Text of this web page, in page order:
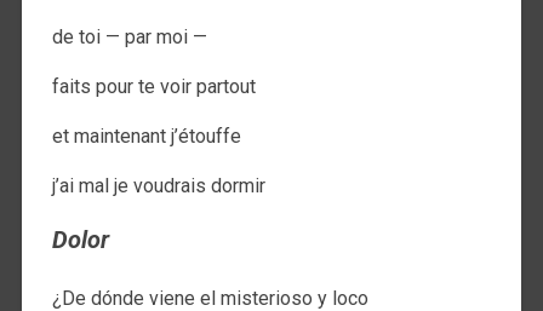
de toi — par moi —
faits pour te voir partout
et maintenant j’étouffe
j’ai mal je voudrais dormir
Dolor
¿De dónde viene el misterioso y loco